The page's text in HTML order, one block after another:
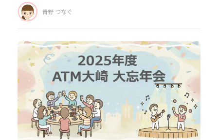
青野 つなぐ